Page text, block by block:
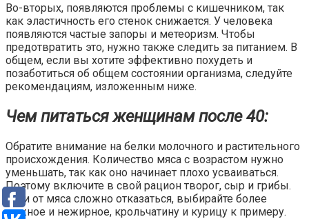
Во-вторых, появляются проблемы с кишечником, так
как эластичность его стенок снижается. У человека
появляются частые запоры и метеоризм. Чтобы
предотвратить это, нужно также следить за питанием. В
общем, если вы хотите эффективно похудеть и
позаботиться об общем состоянии организма, следуйте
рекомендациям, изложенным ниже.
Чем питаться женщинам после 40:
Обратите внимание на белки молочного и растительного
происхождения. Количество мяса с возрастом нужно
уменьшать, так как оно начинает плохо усваиваться.
Поэтому включите в свой рацион творог, сыр и грибы.
Если от мяса сложно отказаться, выбирайте более
нежное и нежирное, крольчатину и курицу к примеру.